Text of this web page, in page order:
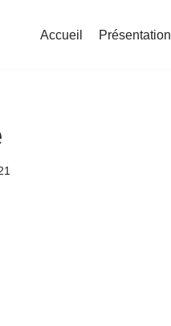
Accueil Présentation